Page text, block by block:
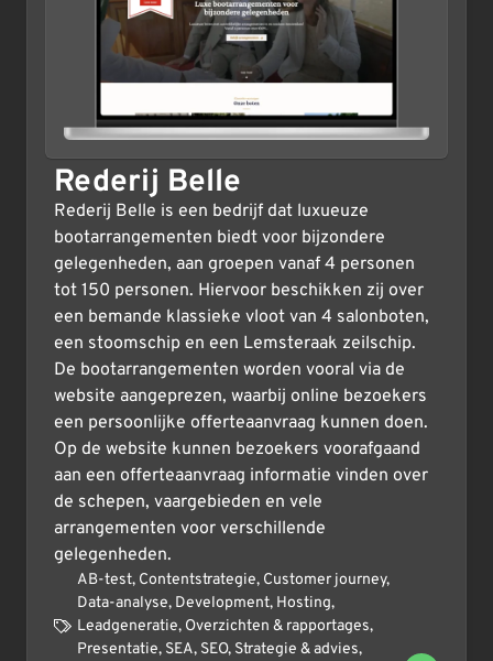
Rederij Belle
Rederij Belle is een bedrijf dat luxueuze
bootarrangementen biedt voor bijzondere
gelegenheden, aan groepen vanaf 4 personen
tot 150 personen. Hiervoor beschikken zij over
een bemande klassieke vloot van 4 salonboten,
een stoomschip en een Lemsteraak zeilschip.
De bootarrangementen worden vooral via de
website aangeprezen, waarbij online bezoekers
een persoonlijke offerteaanvraag kunnen doen.
Op de website kunnen bezoekers voorafgaand
aan een offerteaanvraag informatie vinden over
de schepen, vaargebieden en vele
arrangementen voor verschillende
gelegenheden.
AB-test, Contentstrategie, Customer journey,
Data-analyse, Development, Hosting,
Leadgeneratie, Overzichten & rapportages,
Presentatie, SEA, SEO, Strategie & advies,